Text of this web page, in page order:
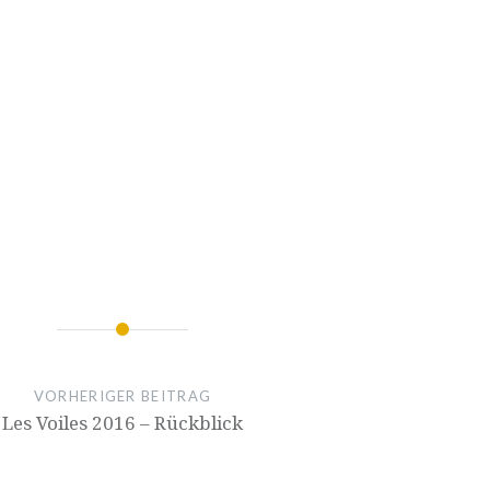
VORHERIGER BEITRAG
Les Voiles 2016 – Rückblick